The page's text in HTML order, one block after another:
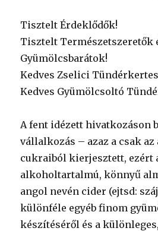
Tisztelt Érdeklődők!
Tisztelt Természetszeretők
Gyümölcsbarátok!
Kedves Zselici
Kedves Gyümölcsoltó
A fent idézett hivatkozáson
vállalkozás – azaz a csak
cukraiból kierjesztett, ezért
alkoholtartalmú, könnyű
angol nevén cider (ejtsd:
különféle egyéb finom
készítéséről és a